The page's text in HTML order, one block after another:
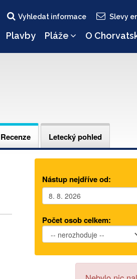
Vyhledat informace Slevy
Plavby Pláže O
Recenze Letecký pohled
Nástup nejdříve od:
Počet osob celkem: